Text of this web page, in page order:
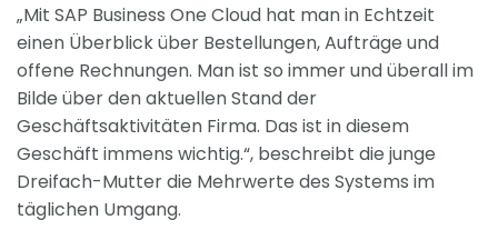
„Mit SAP Business One Cloud hat man in Echtzeit
einen Überblick über Bestellungen, Aufträge und
offene Rechnungen. Man ist so immer und überall im
Bilde über den aktuellen Stand der
Geschäftsaktivitäten Firma. Das ist in diesem
Geschäft immens wichtig.“, beschreibt die junge
Dreifach-Mutter die Mehrwerte des Systems im
täglichen Umgang.